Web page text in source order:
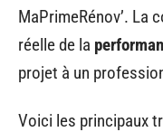
MaPrimeRénov’. La
réelle de la
projet à un
Voici les principaux